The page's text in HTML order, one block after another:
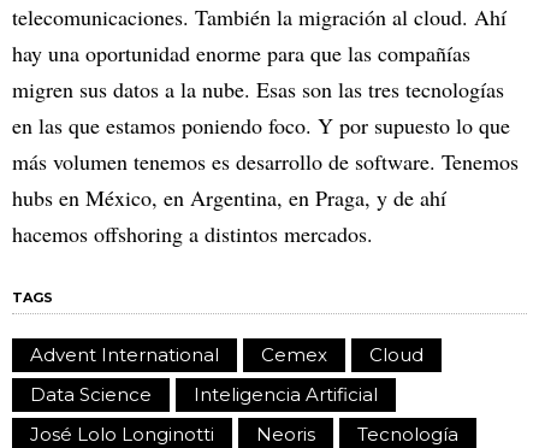
telecomunicaciones. También la migración al cloud. Ahí
hay una oportunidad enorme para que las compañías
migren sus datos a la nube. Esas son las tres tecnologías
en las que estamos poniendo foco. Y por supuesto lo que
más volumen tenemos es desarrollo de software. Tenemos
hubs en México, en Argentina, en Praga, y de ahí
hacemos offshoring a distintos mercados.
TAGS
Advent International Cemex
Cloud
Data Science
Inteligencia Artificial
José Lolo Longinotti
Neoris Tecnología